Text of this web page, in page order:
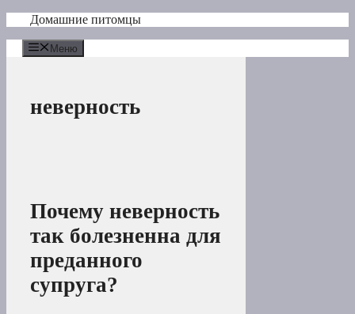
Перейти
содержимому
Домашние питомцы
Меню
неверность
Почему неверность
так болезненна для
преданного
супруга?